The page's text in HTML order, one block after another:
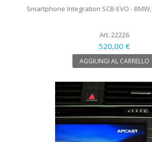
Smartphone Integration SCB-EVO - BMW,
Art. 22226
520,00 €
AGGIUNGI AL CARRELLO